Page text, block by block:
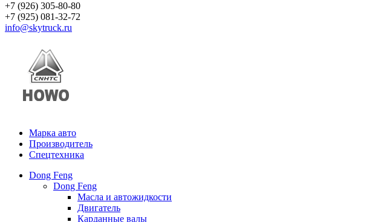
+7 (926) 305-80-80
+7 (925) 081-32-72
info@skytruck.ru
Марка авто
Производитель
Спецтехника
Dong Feng
Dong Feng
Масла и автожидкости
Двигатель
Карданные валы